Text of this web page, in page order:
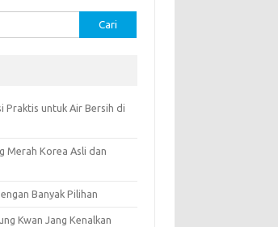
Praktis untuk Air Bersih di
Merah Korea Asli dan
Banyak Pilihan
Kwan Jang Kenalkan